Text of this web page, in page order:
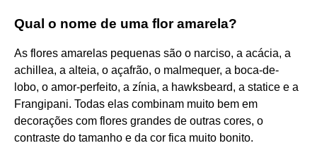
Qual o nome de uma flor amarela?
As flores amarelas pequenas são o narciso, a acácia, a
achillea, a alteia, o açafrão, o malmequer, a boca-de-
lobo, o amor-perfeito, a zínia, a hawksbeard, a statice e a
Frangipani. Todas elas combinam muito bem em
decorações com flores grandes de outras cores, o
contraste do tamanho e da cor fica muito bonito.